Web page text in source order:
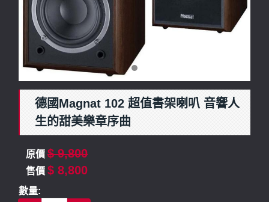
德國Magnat 102 超值書架喇叭 音響人
生的甜美樂章序曲
原價 $ 9,800
售價 $ 8,800
數量: